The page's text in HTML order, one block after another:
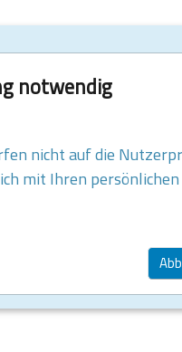
notwendig
nicht auf die
mit Ihren